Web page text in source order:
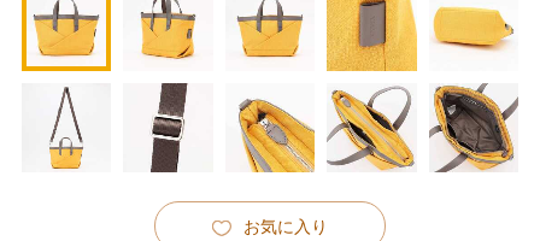
お気に入り